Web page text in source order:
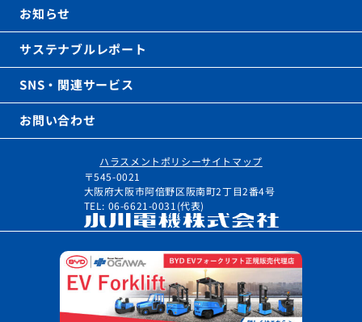
〒545-0021
大阪府大阪市阿倍野区阪南町2丁目2番4号
TEL: 06-6621-0031(代表)
ハラスメントポリシーサイトマップ
お知らせ
サステナブルレポート
SNS・関連サービス
お問い合わせ